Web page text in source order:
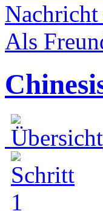
Nachricht
Als